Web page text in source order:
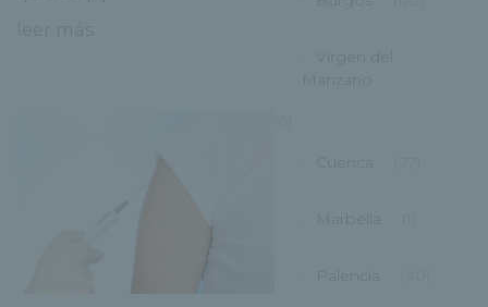
leer más
Virgen del
Marbella